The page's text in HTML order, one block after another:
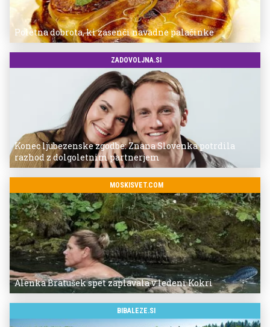
Poletna dobrota, ki zasenči navadne palačinke
ZADOVOLJNA.SI
Konec ljubezenske zgodbe: Znana Slovenka potrdila
razhod z dolgoletnim partnerjem
MOSKISVET.COM
Alenka Bratušek spet zaplavala v ledeni Kokri
BIBALEZE.SI